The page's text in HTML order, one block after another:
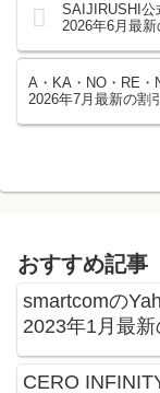
SAIJIRUSHI公
2026年6月最
A・KA・NO・RE・
2026年7月最新の割
おすすめ記事
smartcomの
2023年1月最
CERO